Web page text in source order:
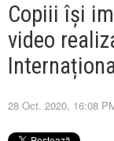
Copiii își
video
28 Oct. 2020, 16:08